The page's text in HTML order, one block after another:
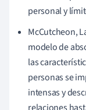
personal y
McCutcheon,
modelo de
las
personas se
intensas y